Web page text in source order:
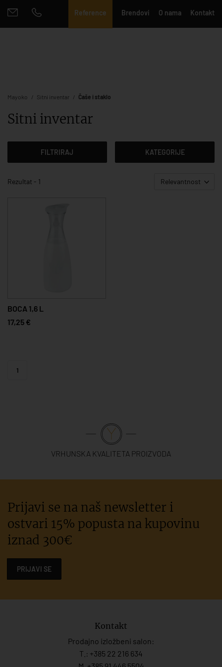
Reference Brendovi O nama Kontakt
Mayoko Sitni inventar Čaše i staklo
Sitni inventar
FILTRIRAJ KATEGORIJE
Rezultat - 1 Relevantnost
BOCA 1,6 L
17,25 €
1
VRHUNSKA KVALITETA PROIZVODA
Prijavi se na naš newsletter i
ostvari 15% popusta na kupovinu
iznad 300€
PRIJAVI SE
Kontakt
Prodajno izložbeni salon:
T.: +385 22 216 634